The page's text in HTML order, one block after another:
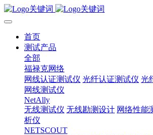
首页
测试产品
全部
福禄克网络
网线认证测试仪 光纤认证测试仪 光
网线测试仪
NetAlly
无线测试仪 无线勘测设计 网络性能
析仪
NETSCOUT